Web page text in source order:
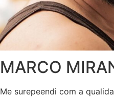
MARCO
Me surepeendi com a